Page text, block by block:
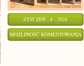
STYCZEŃ - 8 - 2026
MOŻLIWOŚĆ KOMENTOWANIA